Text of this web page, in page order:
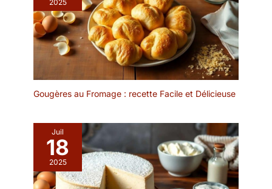
2025
Gougères au Fromage : recette Facile et Délicieuse
Juil
18
2025